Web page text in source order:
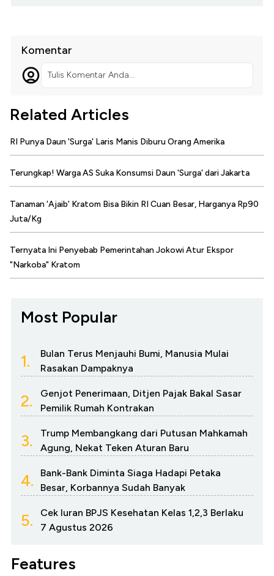
Komentar
Tulis Komentar Anda...
Related Articles
RI Punya Daun 'Surga' Laris Manis Diburu Orang Amerika
Terungkap! Warga AS Suka Konsumsi Daun 'Surga' dari Jakarta
Tanaman 'Ajaib' Kratom Bisa Bikin RI Cuan Besar, Harganya Rp90
Juta/Kg
Ternyata Ini Penyebab Pemerintahan Jokowi Atur Ekspor
"Narkoba" Kratom
Most Popular
1.
Bulan Terus Menjauhi Bumi, Manusia Mulai
Rasakan Dampaknya
2.
Genjot Penerimaan, Ditjen Pajak Bakal Sasar
Pemilik Rumah Kontrakan
3.
Trump Membangkang dari Putusan Mahkamah
Agung, Nekat Teken Aturan Baru
4.
Bank-Bank Diminta Siaga Hadapi Petaka
Besar, Korbannya Sudah Banyak
5.
Cek Iuran BPJS Kesehatan Kelas 1,2,3 Berlaku
7 Agustus 2026
Features